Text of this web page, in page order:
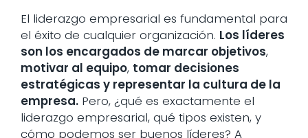
El liderazgo empresarial es fundamental para
el éxito de cualquier organización. Los líderes
son los encargados de marcar objetivos,
motivar al equipo, tomar decisiones
estratégicas y representar la cultura de la
empresa. Pero, ¿qué es exactamente el
liderazgo empresarial, qué tipos existen, y
cómo podemos ser buenos líderes? A